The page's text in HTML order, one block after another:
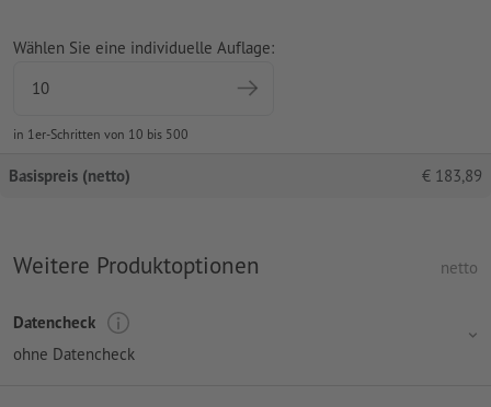
Wählen Sie eine individuelle Auflage:
in 1er-Schritten von 10 bis 500
Basispreis (netto) € 183,89
Weitere Produktoptionen netto
Datencheck
ohne Datencheck